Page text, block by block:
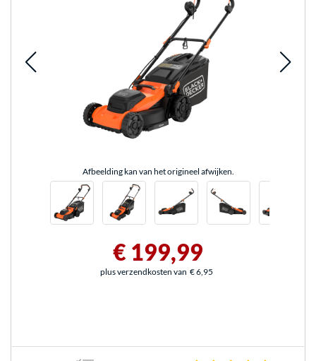
Afbeelding kan van het origineel afwijken.
€ 199,99
plus verzendkosten van € 6,95